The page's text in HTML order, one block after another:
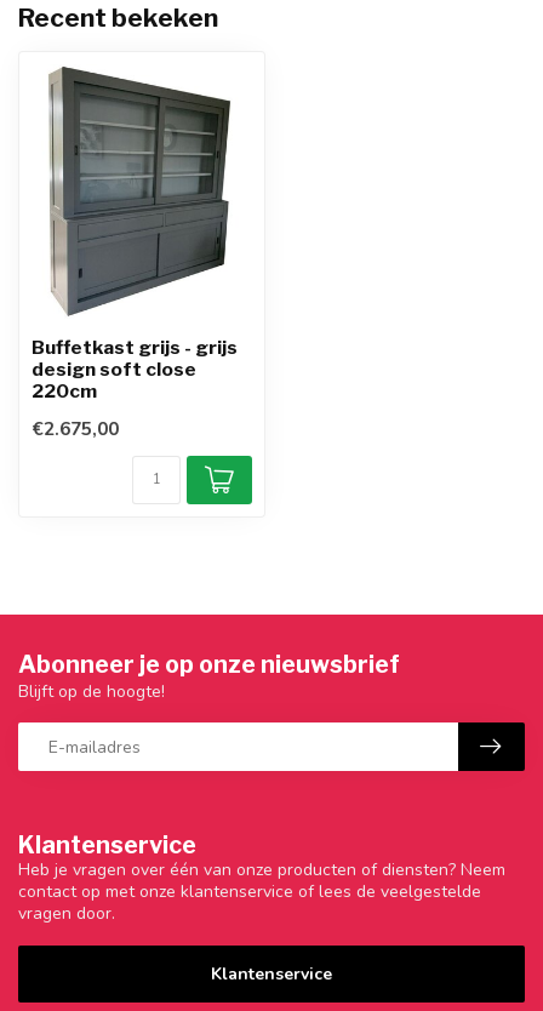
Recent bekeken
Buffetkast grijs - grijs
design soft close
220cm
€2.675,00
Klantenservice
Heb je vragen over één van onze producten of diensten? Neem
contact op met onze klantenservice of lees de veelgestelde
vragen door.
Klantenservice
Abonneer je op onze nieuwsbrief
Blijft op de hoogte!